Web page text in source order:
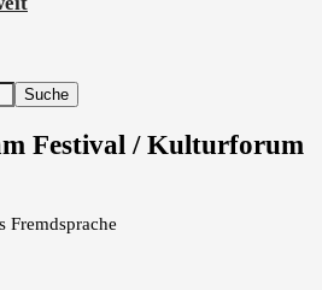
Festival / Kulturforum
Fremdsprache